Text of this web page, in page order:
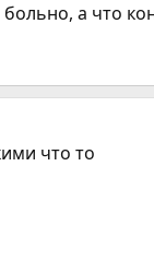
а что
что то